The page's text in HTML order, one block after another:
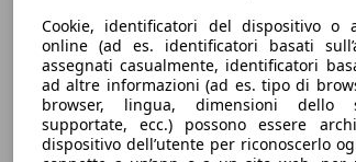
Cookie, identificatori del dispositivo o
online (ad es. identificatori basati
assegnati casualmente, identificatori
ad altre informazioni (ad es. tipo di
browser, lingua, dimensioni dello
supportate, ecc.) possono essere
dispositivo dell’utente per riconoscerlo